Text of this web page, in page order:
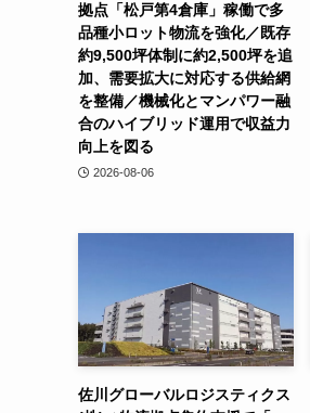
拠点「松戸第4倉庫」稼働で多
品種小ロット物流を強化／既存
約9,500坪体制に約2,500坪を追
加、需要拡大に対応する供給網
を整備／機械化とマンパワー融
合のハイブリッド運用で収益力
向上を図る
2026-08-06
佐川グローバルロジスティクス